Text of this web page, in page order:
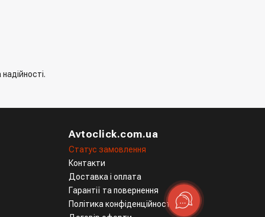
Avtoclick.com.ua
Статус замовлення
Контакти
Доставка і оплата
Гарантії та повернення
Політика конфіденційності